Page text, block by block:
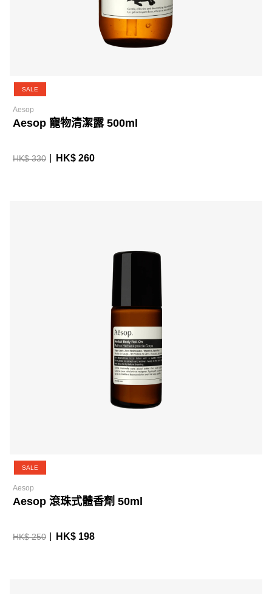
SALE
Aesop
Aesop 寵物清潔露 500ml
HK$ 330 HK$ 260
SALE
Aesop
Aesop 滾珠式體香劑 50ml
HK$ 250 HK$ 198